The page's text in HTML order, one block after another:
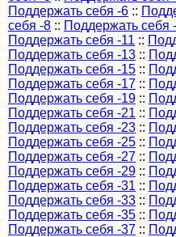
Поддержать себя -6 ::
себя -8 :: Поддержать себя
Поддержать себя -11 ::
Поддержать себя -13 ::
Поддержать себя -15 ::
Поддержать себя -17 ::
Поддержать себя -19 ::
Поддержать себя -21 ::
Поддержать себя -23 ::
Поддержать себя -25 ::
Поддержать себя -27 ::
Поддержать себя -29 ::
Поддержать себя -31 ::
Поддержать себя -33 ::
Поддержать себя -35 ::
Поддержать себя -37 ::